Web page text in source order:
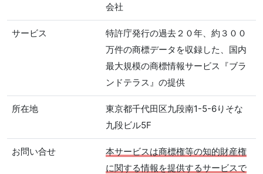
会社
サービス
特許庁発行の過去２０年、約３００
万件の商標データを収録した、国内
最大規模の商標情報サービス『ブラ
ンドテラス』の提供
所在地
東京都千代田区九段南1-5-6りそな
九段ビル5F
お問い合せ
本サービスは商標権等の知的財産権
に関する情報を提供するサービスで